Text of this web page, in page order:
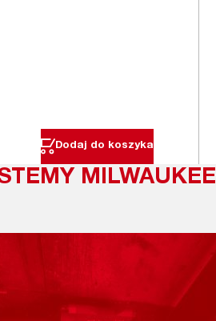
Dodaj do koszyka
MILWAUKEE